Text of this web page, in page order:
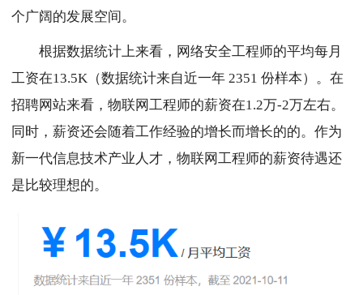
个广阔的发展空间。
根据数据统计上来看，网络安全工程师的平均每月
工资在13.5K（数据统计来自近一年 2351 份样本）。在
招聘网站来看，物联网工程师的薪资在1.2万-2万左右。
同时，薪资还会随着工作经验的增长而增长的的。作为
新一代信息技术产业人才，物联网工程师的薪资待遇还
是比较理想的。